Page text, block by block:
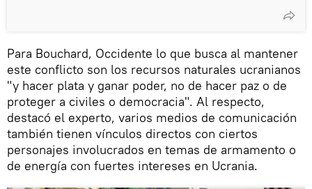
Para Bouchard, Occidente lo que busca al mantener
este conflicto son los recursos naturales ucranianos
"y hacer plata y ganar poder, no de hacer paz o de
proteger a civiles o democracia". Al respecto,
destacó el experto, varios medios de comunicación
también tienen vínculos directos con ciertos
personajes involucrados en temas de armamento o
de energía con fuertes intereses en Ucrania.